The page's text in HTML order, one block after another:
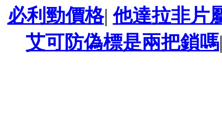
必利勁價格|他達拉非片
艾可防偽標是兩把鎖嗎